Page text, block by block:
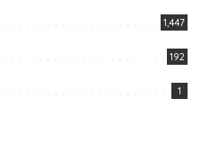
1,447
192
1